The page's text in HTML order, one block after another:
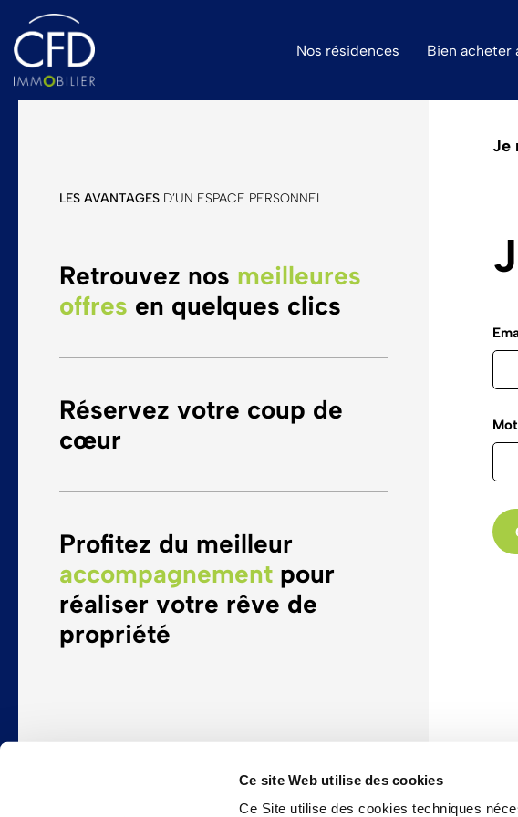
Ce site Web utilise des cookies
Ce Site utilise des cookies techniques
Nos résidences Bien acheter
Un
LES AVANTAGES D’UN ESPACE PERSONNEL
Retrouvez nos meilleures
offres en quelques clics
Réservez votre coup de
cœur
Profitez du meilleur
accompagnement pour
réaliser votre rêve de
propriété
Je